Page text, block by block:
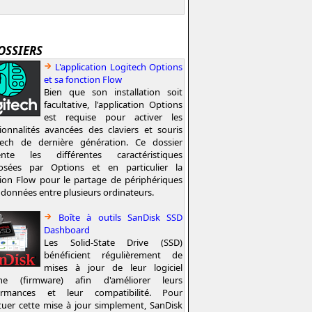
L'application Logitech Options
et sa fonction Flow
Bien que son installation soit
facultative, l'application Options
est requise pour activer les
avancées des claviers et souris
de dernière génération. Ce dossier
les différentes caractéristiques
par Options et en particulier la
Flow pour le partage de périphériques
entre plusieurs ordinateurs.
Boîte à outils SanDisk SSD
Dashboard
Les Solid-State Drive (SSD)
bénéficient régulièrement de
mises à jour de leur logiciel
(firmware) afin d'améliorer leurs
et leur compatibilité. Pour
cette mise à jour simplement, SanDisk